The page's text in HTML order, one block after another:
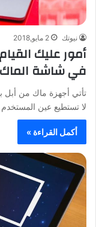
نيوتك 2 مايو,2018
أمور عليك
في شاشة الماك
لا تستطيع عين
أكمل القراءة »